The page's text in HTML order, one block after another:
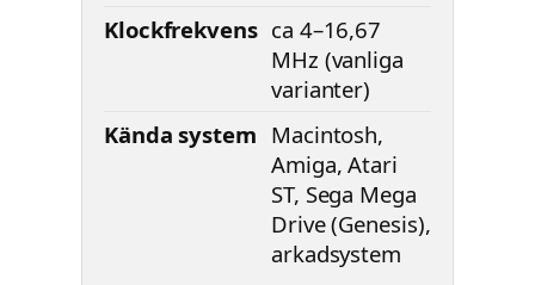
Klockfrekvens ca 4–16,67
MHz (vanliga
varianter)
Kända system Macintosh,
Amiga, Atari
ST, Sega Mega
Drive (Genesis),
arkadsystem